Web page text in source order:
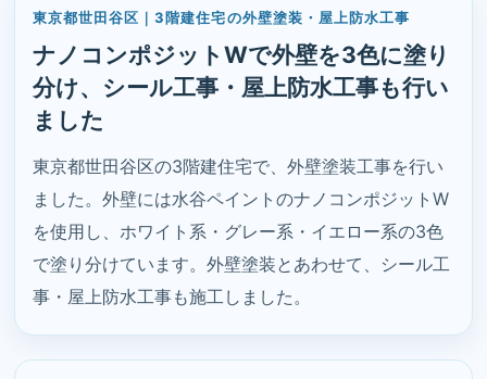
東京都世田谷区｜3階建住宅の外壁塗装・屋上防水工事
ナノコンポジットWで外壁を3色に塗り
分け、シール工事・屋上防水工事も行い
ました
東京都世田谷区の3階建住宅で、外壁塗装工事を行い
ました。外壁には水谷ペイントのナノコンポジットW
を使用し、ホワイト系・グレー系・イエロー系の3色
で塗り分けています。外壁塗装とあわせて、シール工
事・屋上防水工事も施工しました。